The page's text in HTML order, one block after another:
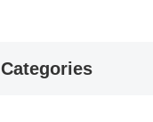
Categories